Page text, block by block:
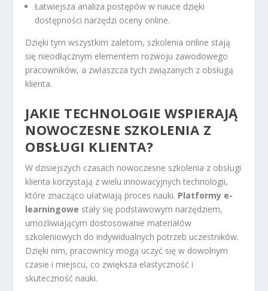
Łatwiejsza analiza postępów w nauce dzięki
dostępności narzędzi oceny online.
Dzięki tym wszystkim zaletom, szkolenia online stają
się nieodłącznym elementem rozwoju zawodowego
pracowników, a zwłaszcza tych związanych z obsługą
klienta.
JAKIE TECHNOLOGIE WSPIERAJĄ
NOWOCZESNE SZKOLENIA Z
OBSŁUGI KLIENTA?
W dzisiejszych czasach nowoczesne szkolenia z obsługi
klienta korzystają z wielu innowacyjnych technologii,
które znacząco ułatwiają proces nauki. Platformy e-
learningowe stały się podstawowym narzędziem,
umożliwiającym dostosowanie materiałów
szkoleniowych do indywidualnych potrzeb uczestników.
Dzięki nim, pracownicy mogą uczyć się w dowolnym
czasie i miejscu, co zwiększa elastyczność i
skuteczność nauki.